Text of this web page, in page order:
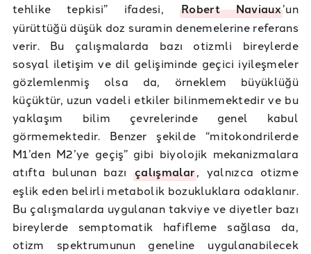
tehlike tepkisi” ifadesi, Robert Naviaux’un
yürüttüğü düşük doz suramin denemelerine referans
verir. Bu çalışmalarda bazı otizmli bireylerde
sosyal iletişim ve dil gelişiminde geçici iyileşmeler
gözlemlenmiş olsa da, örneklem büyüklüğü
küçüktür, uzun vadeli etkiler bilinmemektedir ve bu
yaklaşım bilim çevrelerinde genel kabul
görmemektedir. Benzer şekilde “mitokondrilerde
M1’den M2’ye geçiş” gibi biyolojik mekanizmalara
atıfta bulunan bazıçalışmalar, yalnızca otizme
eşlik eden belirli metabolik bozukluklara odaklanır.
Bu çalışmalarda uygulanan takviye ve diyetler bazı
bireylerde semptomatik hafifleme sağlasa da,
otizm spektrumunun geneline uygulanabilecek